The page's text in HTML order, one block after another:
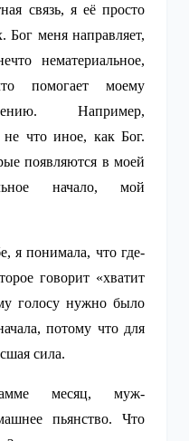
связь, я её просто
меня направляет,
нематериальное,
помогает моему
Например,
что иное, как Бог.
появляются в моей
начало, мой
я понимала, что где-
говорит «хватит
голосу нужно было
потому что для
сила.
месяц, муж-
пьянство. Что